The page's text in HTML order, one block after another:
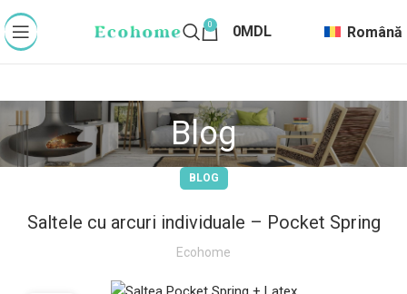
0 0MDL Română
Blog
BLOG
Saltele cu arcuri individuale – Pocket Spring
Ecohome